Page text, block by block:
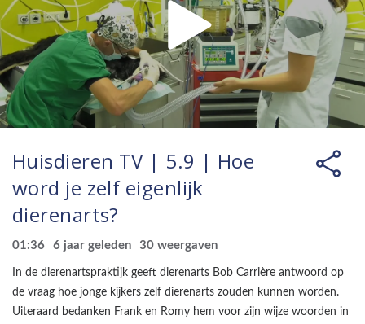
Huisdieren TV | 5.9 | Hoe
word je zelf eigenlijk
dierenarts?
01:36 6 jaar geleden 30 weergaven
In de dierenartspraktijk geeft dierenarts Bob Carrière antwoord op
de vraag hoe jonge kijkers zelf dierenarts zouden kunnen worden.
Uiteraard bedanken Frank en Romy hem voor zijn wijze woorden in